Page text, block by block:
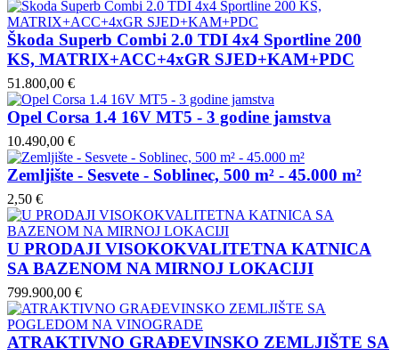
Škoda Superb Combi 2.0 TDI 4x4 Sportline 200
KS, MATRIX+ACC+4xGR SJED+KAM+PDC
51.800,00 €
Opel Corsa 1.4 16V MT5 - 3 godine jamstva
10.490,00 €
Zemljište - Sesvete - Soblinec, 500 m² - 45.000 m²
2,50 €
U PRODAJI VISOKOKVALITETNA KATNICA
SA BAZENOM NA MIRNOJ LOKACIJI
799.900,00 €
ATRAKTIVNO GRAĐEVINSKO ZEMLJIŠTE SA